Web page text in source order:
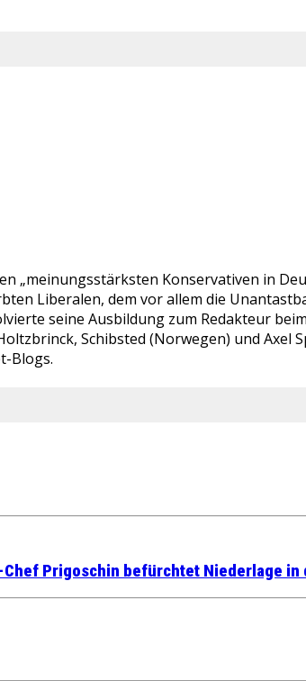
„meinungsstärksten Konservativen in
Liberalen, dem vor allem die
seine Ausbildung zum Redakteur
Schibsted (Norwegen) und
Blogs.
Prigoschin befürchtet Niederlage in